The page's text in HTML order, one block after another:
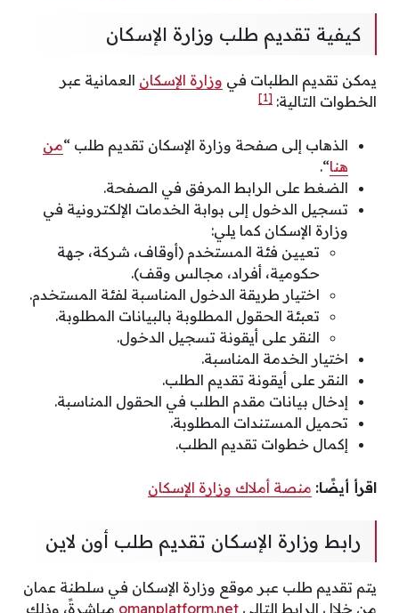
كيفية تقديم طلب وزارة الإسكان
يمكن تقديم الطلبات في وزارة الإسكان العمانية عبر
الخطوات التالية: [1]
الذهاب إلى صفحة وزارة الإسكان تقديم طلب “من
هنا“.
الضغط على الرابط المرفق في الصفحة.
تسجيل الدخول إلى بوابة الخدمات الإلكترونية في
وزارة الإسكان كما يلي:
تعيين فئة المستخدم (أوقاف، شركة، جهة
حكومية، أفراد، مجالس وقف).
اختيار طريقة الدخول المناسبة لفئة المستخدم.
تعبئة الحقول المطلوبة بالبيانات المطلوبة.
النقر على أيقونة تسجيل الدخول.
اختيار الخدمة المناسبة.
النقر على أيقونة تقديم الطلب.
إدخال بيانات مقدم الطلب في الحقول المناسبة.
تحميل المستندات المطلوبة.
إكمال خطوات تقديم الطلب.
اقرأ أيضًا: منصة أملاك وزارة الإسكان
رابط وزارة الإسكان تقديم طلب أون لاين
يتم تقديم طلب عبر موقع وزارة الإسكان في سلطنة عمان
من خلال الرابط التالي omanplatform.net مباشرةً، وذلك